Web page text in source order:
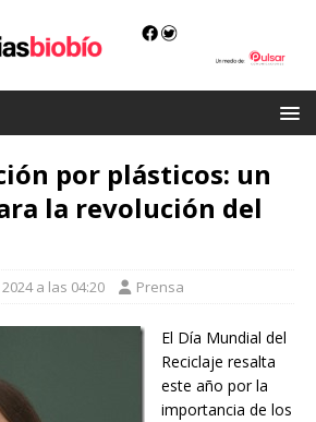
por plásticos: un
la revolución del
a las 04:20 Prensa
El Día Mundial del
Reciclaje resalta
este año por la
importancia de los